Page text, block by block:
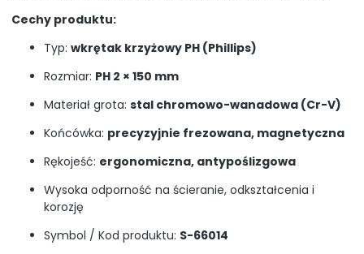
Cechy produktu:
Typ: wkrętak krzyżowy PH (Phillips)
Rozmiar: PH 2 × 150 mm
Materiał grota: stal chromowo-wanadowa (Cr-V)
Końcówka: precyzyjnie frezowana, magnetyczna
Rękojeść: ergonomiczna, antypoślizgowa
Wysoka odporność na ścieranie, odkształcenia i
korozję
Symbol / Kod produktu: S-66014